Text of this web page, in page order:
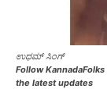
ಉಧಮ್ ಸಿಂಗ್
Follow
the latest updates